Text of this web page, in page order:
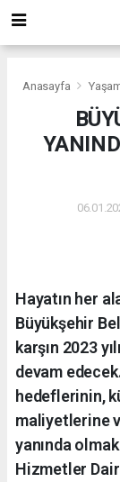
Anasayfa
Hayatın her
Büyükşehir
karşın 2023
devam
hedeflerinin,
maliyetlerine
yanında
Hizmetler